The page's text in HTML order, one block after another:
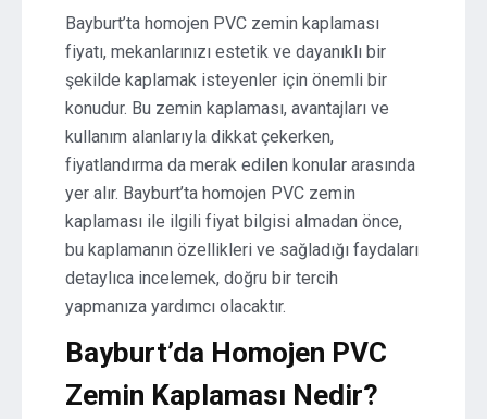
Bayburt’ta homojen PVC zemin kaplaması
fiyatı, mekanlarınızı estetik ve dayanıklı bir
şekilde kaplamak isteyenler için önemli bir
konudur. Bu zemin kaplaması, avantajları ve
kullanım alanlarıyla dikkat çekerken,
fiyatlandırma da merak edilen konular arasında
yer alır. Bayburt’ta homojen PVC zemin
kaplaması ile ilgili fiyat bilgisi almadan önce,
bu kaplamanın özellikleri ve sağladığı faydaları
detaylıca incelemek, doğru bir tercih
yapmanıza yardımcı olacaktır.
Bayburt’da Homojen PVC
Zemin Kaplaması Nedir?